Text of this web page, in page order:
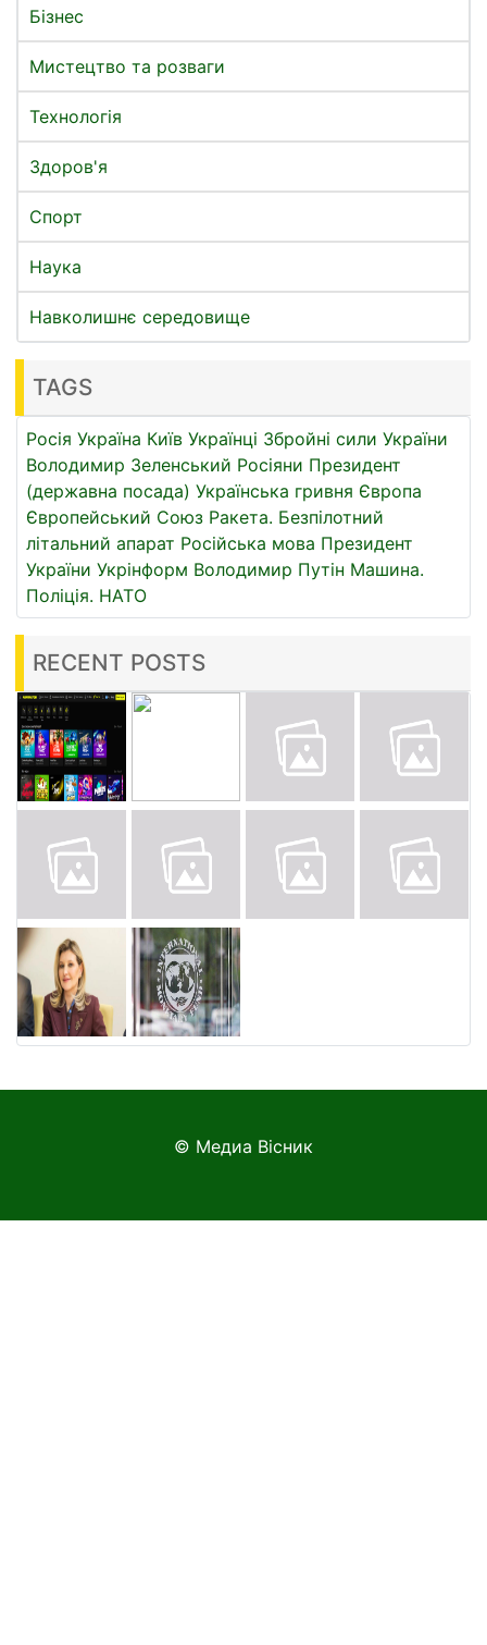
Бізнес
Мистецтво та розваги
Технологія
Здоров'я
Спорт
Наука
Навколишнє середовище
TAGS
Росія Україна Київ Українці Збройні сили України
Володимир Зеленський Росіяни Президент
(державна посада) Українська гривня Європа
Європейський Союз Ракета. Безпілотний
літальний апарат Російська мова Президент
України Укрінформ Володимир Путін Машина.
Поліція. НАТО
RECENT POSTS
© Медиа Вісник